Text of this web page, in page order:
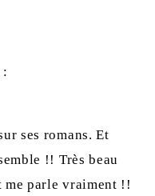
ses romans. Et
!! Très beau
parle vraiment !!